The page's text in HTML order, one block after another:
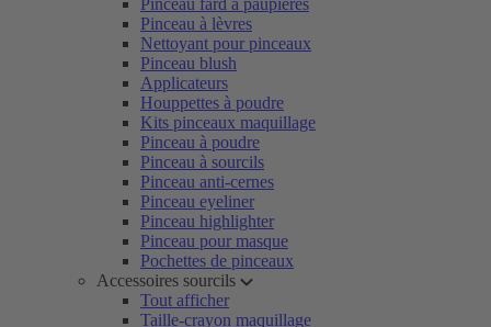
Pinceau fard à paupières
Pinceau à lèvres
Nettoyant pour pinceaux
Pinceau blush
Applicateurs
Houppettes à poudre
Kits pinceaux maquillage
Pinceau à poudre
Pinceau à sourcils
Pinceau anti-cernes
Pinceau eyeliner
Pinceau highlighter
Pinceau pour masque
Pochettes de pinceaux
Accessoires sourcils
Tout afficher
Taille-crayon maquillage